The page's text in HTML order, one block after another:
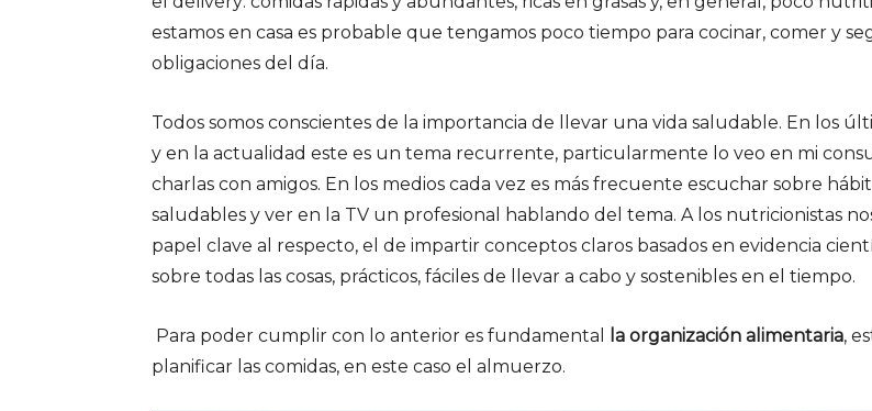
estamos en casa es probable que tengamos poco tiempo para cocinar, comer y
obligaciones del día.
Todos somos conscientes de la importancia de llevar una vida saludable. En los
y en la actualidad este es un tema recurrente, particularmente lo veo en mi
charlas con amigos. En los medios cada vez es más frecuente escuchar sobre
saludables y ver en la TV un profesional hablando del tema. A los nutricionistas
papel clave al respecto, el de impartir conceptos claros basados en evidencia
sobre todas las cosas, prácticos, fáciles de llevar a cabo y sostenibles en el tiempo.
Para poder cumplir con lo anterior es fundamental la organización alimentaria,
planificar las comidas, en este caso el almuerzo.